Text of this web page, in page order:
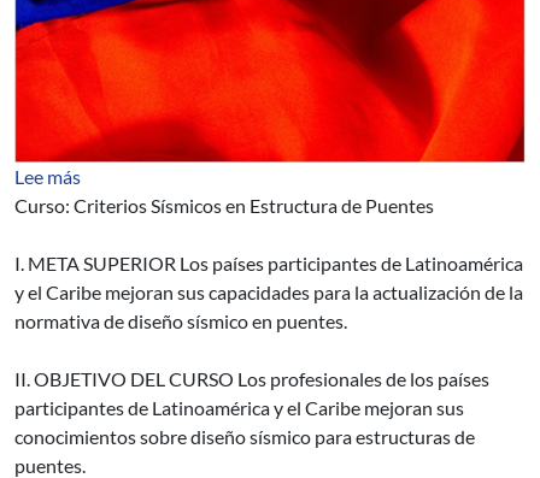
Lee más
Curso: Criterios Sísmicos en Estructura de Puentes
I. META SUPERIOR Los países participantes de Latinoamérica
y el Caribe mejoran sus capacidades para la actualización de la
normativa de diseño sísmico en puentes.
II. OBJETIVO DEL CURSO Los profesionales de los países
participantes de Latinoamérica y el Caribe mejoran sus
conocimientos sobre diseño sísmico para estructuras de
puentes.